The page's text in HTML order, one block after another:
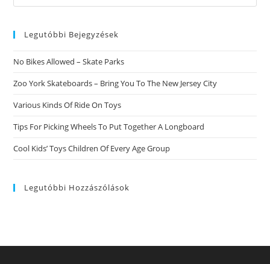
Nostro
Offre
Consigli
Come
Unitamente
Successo
this
Legutóbbi Bejegyzések
No Bikes Allowed – Skate Parks
Zoo York Skateboards – Bring You To The New Jersey City
Various Kinds Of Ride On Toys
Tips For Picking Wheels To Put Together A Longboard
Cool Kids’ Toys Children Of Every Age Group
Legutóbbi Hozzászólások